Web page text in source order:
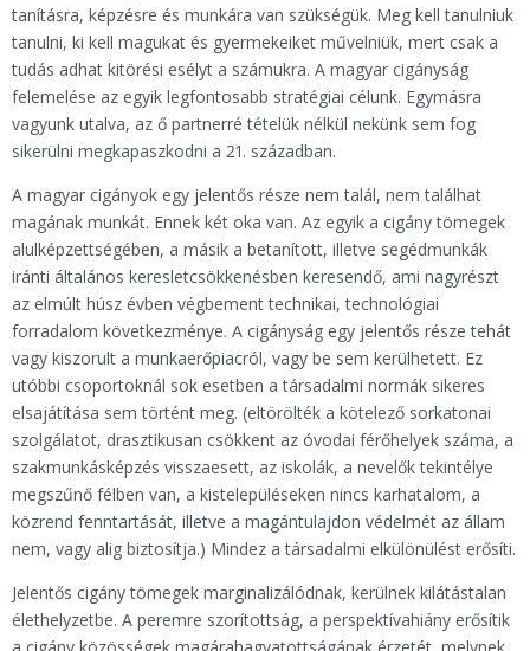
tanításra, képzésre és munkára van szükségük. Meg kell tanulniuk
tanulni, ki kell magukat és gyermekeiket művelniük, mert csak a
tudás adhat kitörési esélyt a számukra. A magyar cigányság
felemelése az egyik legfontosabb stratégiai célunk. Egymásra
vagyunk utalva, az ő partnerré tételük nélkül nekünk sem fog
sikerülni megkapaszkodni a 21. században.
A magyar cigányok egy jelentős része nem talál, nem találhat
magának munkát. Ennek két oka van. Az egyik a cigány tömegek
alulképzettségében, a másik a betanított, illetve segédmunkák
iránti általános keresletcsökkenésben keresendő, ami nagyrészt
az elmúlt húsz évben végbement technikai, technológiai
forradalom következménye. A cigányság egy jelentős része tehát
vagy kiszorult a munkaerőpiacról, vagy be sem kerülhetett. Ez
utóbbi csoportoknál sok esetben a társadalmi normák sikeres
elsajátítása sem történt meg. (eltörölték a kötelező sorkatonai
szolgálatot, drasztikusan csökkent az óvodai férőhelyek száma, a
szakmunkásképzés visszaesett, az iskolák, a nevelők tekintélye
megszűnő félben van, a kistelepüléseken nincs karhatalom, a
közrend fenntartását, illetve a magántulajdon védelmét az állam
nem, vagy alig biztosítja.) Mindez a társadalmi elkülönülést erősíti.
Jelentős cigány tömegek marginalizálódnak, kerülnek kilátástalan
élethelyzetbe. A peremre szorítottság, a perspektívahiány erősítik